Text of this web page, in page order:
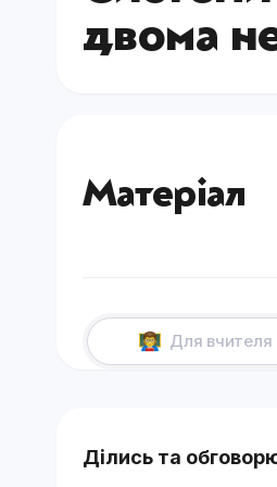
двома
Матеріал
Для вчителя
Ділись та